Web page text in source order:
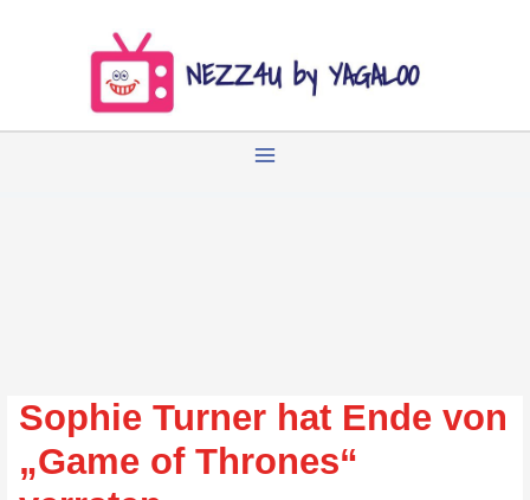
Sophie Turner hat Ende von
„Game of Thrones“